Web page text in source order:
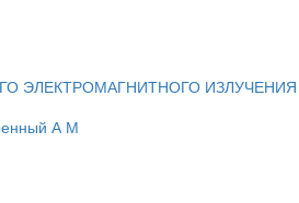
ЭЛЕКТРОМАГНИТНОГО ИЗЛУЧЕНИЯ
А М